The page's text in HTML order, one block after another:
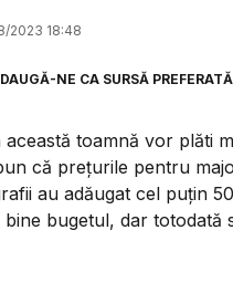
2023 18:48
NE CA SURSĂ
toamnă vor plăti
că prețurile pentru
au adăugat cel puțin
bugetul, dar totodată